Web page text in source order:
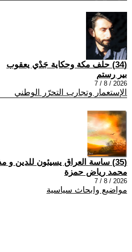
(34) حلف مكة وحكاية جَدْي يعقوب
بير رستم
2026 / 8 / 7
الإستعمار وتجارب التحرّر الوطني
(35) ساسة العراق يسيئون للدين و مذاهبه
محمد رياض حمزة
2026 / 8 / 7
مواضيع وابحاث سياسية